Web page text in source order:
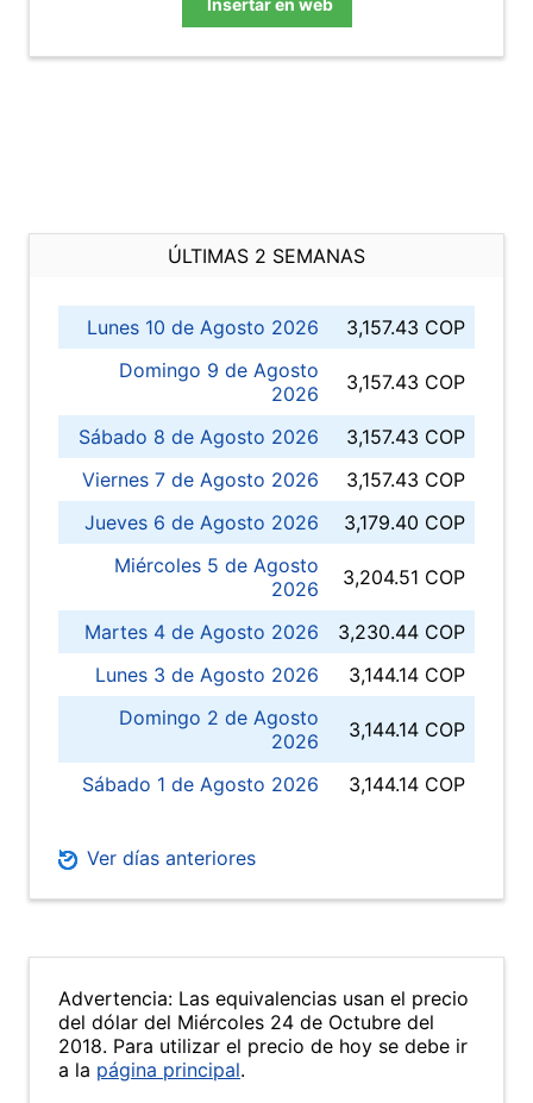
Insertar en web
ÚLTIMAS 2 SEMANAS
Lunes 10 de Agosto 2026
3,157.43 COP
Domingo 9 de Agosto
2026
3,157.43 COP
Sábado 8 de Agosto 2026
3,157.43 COP
Viernes 7 de Agosto 2026
3,157.43 COP
Jueves 6 de Agosto 2026
3,179.40 COP
Miércoles 5 de Agosto
2026
3,204.51 COP
Martes 4 de Agosto 2026
3,230.44 COP
Lunes 3 de Agosto 2026
3,144.14 COP
Domingo 2 de Agosto
2026
3,144.14 COP
Sábado 1 de Agosto 2026 3,144.14 COP
Ver días anteriores
Advertencia: Las equivalencias usan el precio
del dólar del Miércoles 24 de Octubre del
2018. Para utilizar el precio de hoy se debe ir
a la página principal.